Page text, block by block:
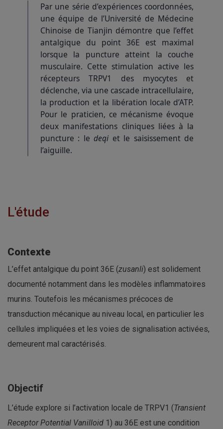
Par une série d’expériences coordonnées,
une équipe de l’Université de Médecine
Chinoise de Tianjin démontre que l’effet
antalgique du point 36E est maximal
lorsque la puncture atteint la couche
musculaire. Cette stimulation active les
récepteurs TRPV1 des myocytes et
déclenche, via une cascade intracellulaire,
la production et la libération locale d’ATP.
Pour le praticien, ce mécanisme évoque
deux manifestations cliniques liées à la
puncture : ledeqi et le saisissement de
l’aiguille.
L'étude
Contexte
L’effet antalgique du point 36E (zusanli) est solidement
documenté notamment dans les modèles inflammatoires
murins. Toutefois les mécanismes précoces de
transduction mécanique au niveau local, en particulier les
cellules impliquées et les voies de signalisation activées,
demeurent mal caractérisés.
Objectif
L’étude explore si l’activation locale de TRPV1 (Transient
Receptor Potential Vanilloid 1) au 36E est une condition